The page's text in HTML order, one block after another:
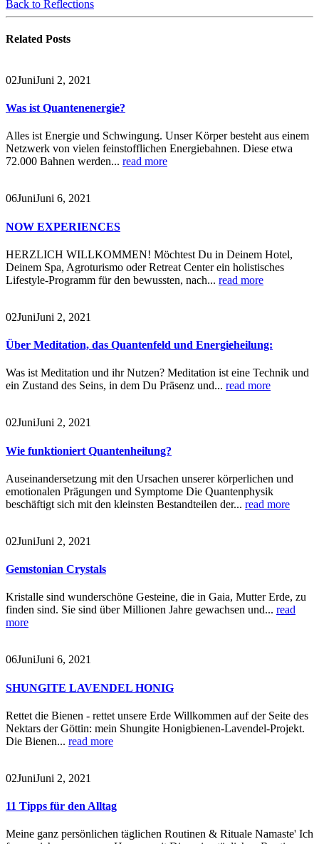
Back to Reflections
Related Posts
02JuniJuni 2, 2021
Was ist Quantenenergie?
Alles ist Energie und Schwingung. Unser Körper besteht aus einem
Netzwerk von vielen feinstofflichen Energiebahnen. Diese etwa
72.000 Bahnen werden... read more
06JuniJuni 6, 2021
NOW EXPERIENCES
HERZLICH WILLKOMMEN! Möchtest Du in Deinem Hotel,
Deinem Spa, Agroturismo oder Retreat Center ein holistisches
Lifestyle-Programm für den bewussten, nach... read more
02JuniJuni 2, 2021
Über Meditation, das Quantenfeld und Energieheilung:
Was ist Meditation und ihr Nutzen? Meditation ist eine Technik und
ein Zustand des Seins, in dem Du Präsenz und... read more
02JuniJuni 2, 2021
Wie funktioniert Quantenheilung?
Auseinandersetzung mit den Ursachen unserer körperlichen und
emotionalen Prägungen und Symptome Die Quantenphysik
beschäftigt sich mit den kleinsten Bestandteilen der... read more
02JuniJuni 2, 2021
Gemstonian Crystals
Kristalle sind wunderschöne Gesteine, die in Gaia, Mutter Erde, zu
finden sind. Sie sind über Millionen Jahre gewachsen und... read
more
06JuniJuni 6, 2021
SHUNGITE LAVENDEL HONIG
Rettet die Bienen - rettet unsere Erde Willkommen auf der Seite des
Nektars der Göttin: mein Shungite Honigbienen-Lavendel-Projekt.
Die Bienen... read more
02JuniJuni 2, 2021
11 Tipps für den Alltag
Meine ganz persönlichen täglichen Routinen & Rituale Namaste' Ich